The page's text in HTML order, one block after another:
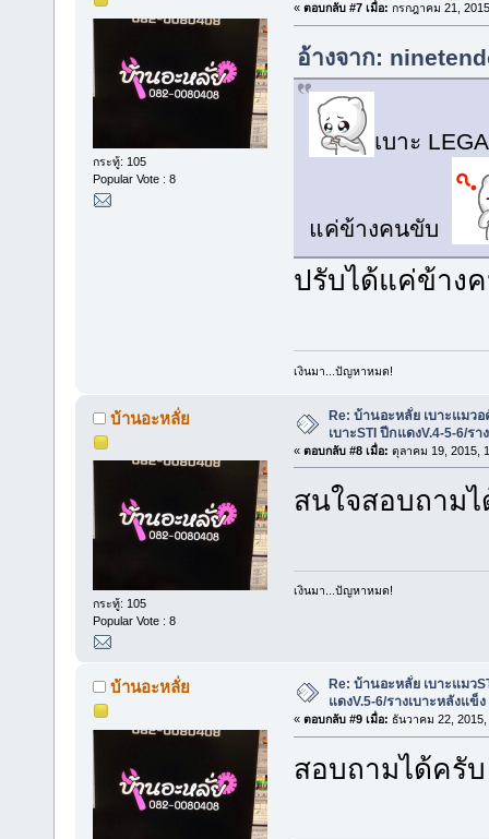
กระทู้: 105
Popular Vote : 8
« ตอบกลับ #7 เมื่อ: กรกฎาคม 21,
อ้างจาก:
เบาะ
แค่ข้างคนขับ
ปรับได้แค่ข้าง
เงินมา...ปัญหาหมด!
บ้านอะหลั่ย
กระทู้: 105
Popular Vote : 8
Re: บ้านอะหลั่ย เบาะแมวอ
เบาะSTI ปีกแดงV.4-5-6/รา
« ตอบกลับ #8 เมื่อ: ตุลาคม 19, 2015,
สนใจสอบถาม
เงินมา...ปัญหาหมด!
บ้านอะหลั่ย
Re: บ้านอะหลั่ย เบาะแมว
แดงV.5-6/รางเบาะหลังแข็ง
« ตอบกลับ #9 เมื่อ: ธันวาคม 22,
สอบถามได้ครับ